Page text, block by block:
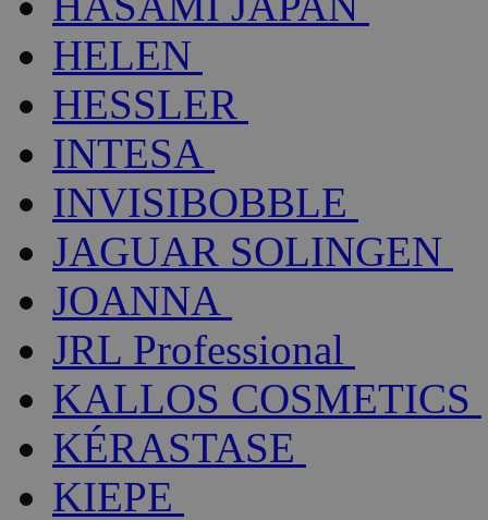
HELEN
HESSLER
INTESA
INVISIBOBBLE
JAGUAR SOLINGEN
JOANNA
JRL Professional
KALLOS COSMETICS
KÉRASTASE
KIEPE